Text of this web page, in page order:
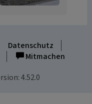
Datenschutz
Mitmachen
4.52.0